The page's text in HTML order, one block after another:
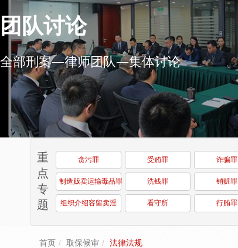
团队讨论
全部刑案—律师团队—集体讨论
重
点
专
题
贪污罪 受贿罪 诈骗罪
制造贩卖运输毒品罪 洗钱罪 销赃罪
组织介绍容留卖淫 看守所 行贿罪
首页 取保候审 法律法规